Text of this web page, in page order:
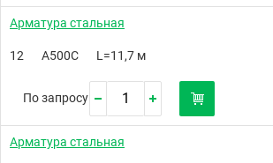
Арматура стальная
12 А500C L=11,7 м
По запросу
Арматура стальная